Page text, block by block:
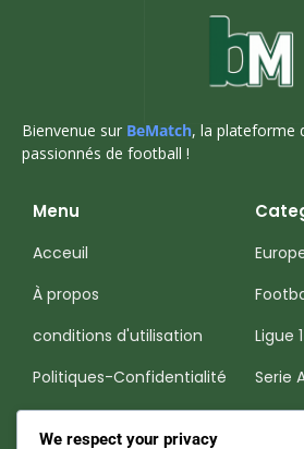
Bienvenue sur BeMatch, la plateforme
passionnés de football !
Menu
Acceuil
À propos
conditions d'utilisation
Politiques-Confidentialité
Ligue 1
Serie
We respect your privacy